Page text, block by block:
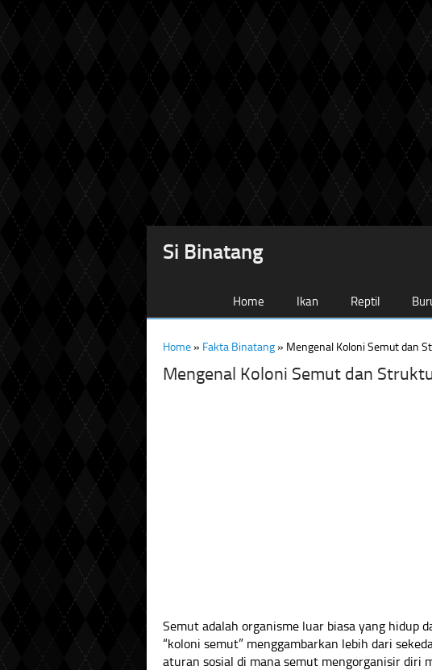
Si Binatang
Home Ikan Reptil
Home » Fakta Binatang » Mengenal Koloni Semut dan
Mengenal Koloni Semut dan
Semut adalah organisme luar biasa yang hidup
“koloni semut” menggambarkan lebih dari
aturan sosial di mana semut mengorganisir diri